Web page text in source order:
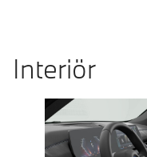
Interiör
Prevoius